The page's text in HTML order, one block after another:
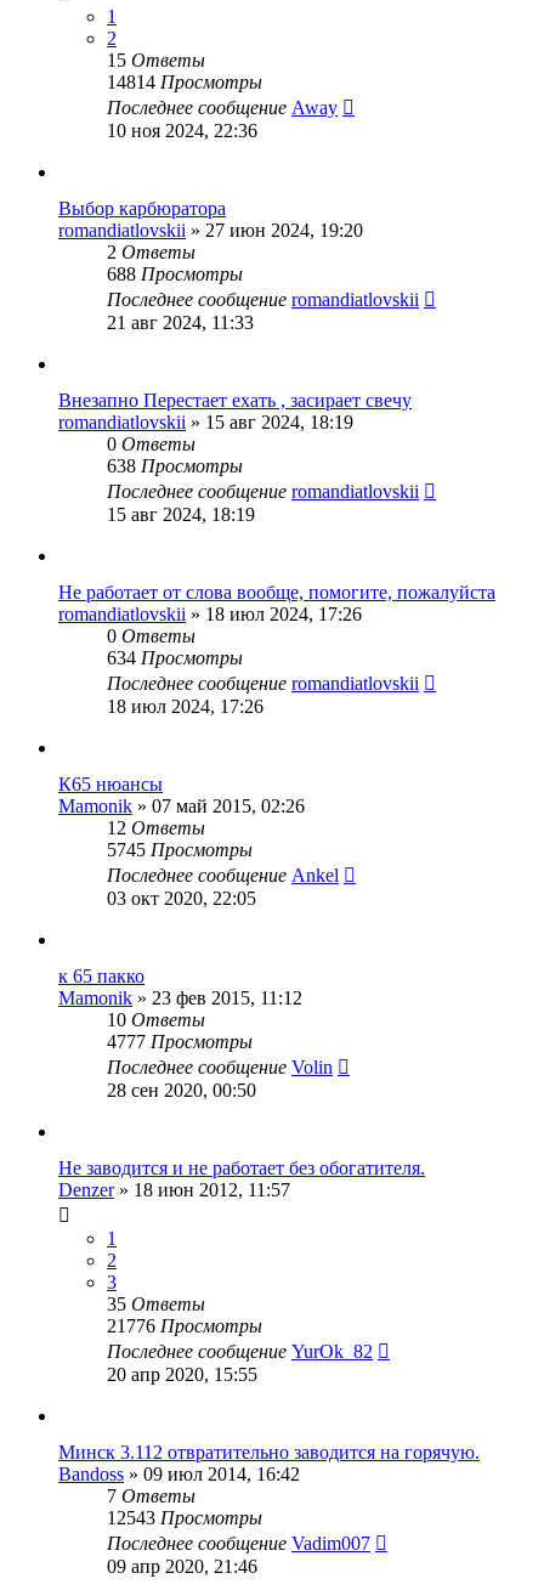
1
2
15 Ответы
14814 Просмотры
Последнее сообщение Away
10 ноя 2024, 22:36
Выбор карбюратора
romandiatlovskii » 27 июн 2024, 19:20
2 Ответы
688 Просмотры
Последнее сообщение romandiatlovskii
21 авг 2024, 11:33
Внезапно Перестает ехать , засирает свечу
romandiatlovskii » 15 авг 2024, 18:19
0 Ответы
638 Просмотры
Последнее сообщение romandiatlovskii
15 авг 2024, 18:19
Не работает от слова вообще, помогите, пожалуйста
romandiatlovskii » 18 июл 2024, 17:26
0 Ответы
634 Просмотры
Последнее сообщение romandiatlovskii
18 июл 2024, 17:26
К65 нюансы
Mamonik » 07 май 2015, 02:26
12 Ответы
5745 Просмотры
Последнее сообщение Ankel
03 окт 2020, 22:05
к 65 пакко
Mamonik » 23 фев 2015, 11:12
10 Ответы
4777 Просмотры
Последнее сообщение Volin
28 сен 2020, 00:50
Не заводится и не работает без обогатителя.
Denzer» 18 июн 2012, 11:57
1
2
3
35 Ответы
21776 Просмотры
Последнее сообщение YurOk_82
20 апр 2020, 15:55
Минск 3.112 отвратительно заводится на горячую.
Bandoss » 09 июл 2014, 16:42
7 Ответы
12543 Просмотры
Последнее сообщение Vadim007
09 апр 2020, 21:46